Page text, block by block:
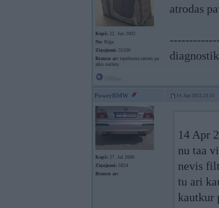
Kopš: 22. Jun 2002
No: Rīga
Ziņojumi: 31536
Braucu ar: iepirkuma ratiem pa
alko outletu
atrodas
PowerBMW 14. Apr 2013, 23:23
Kopš: 27. Jul 2006
Ziņojumi: 5824
Braucu ar:
14 Apr
nu taa
nevis
tu ari
kautkur